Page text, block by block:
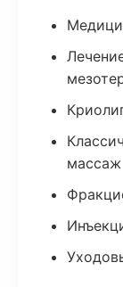
массаж